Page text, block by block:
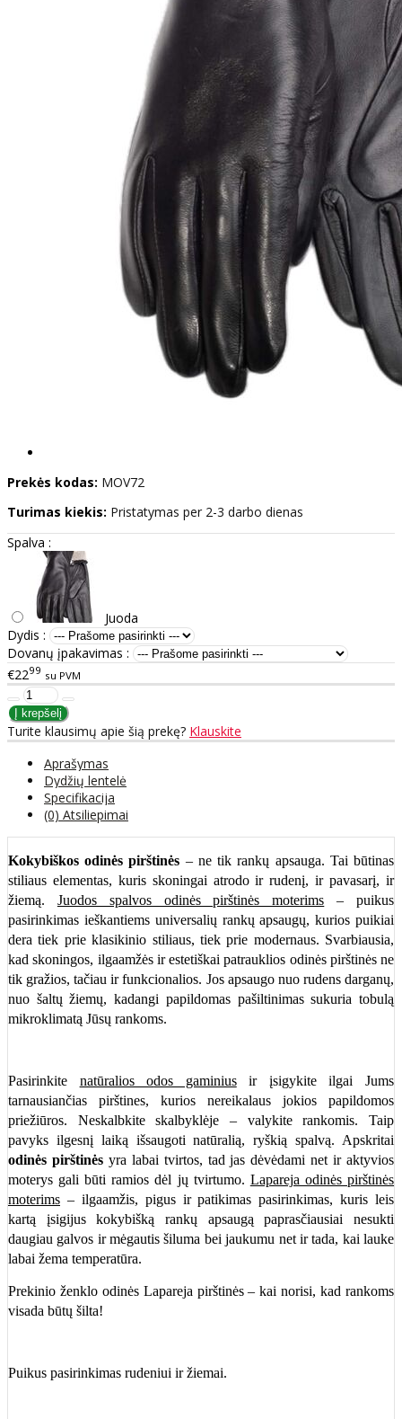
Prekės kodas: MOV72
Turimas kiekis: Pristatymas per 2-3 darbo dienas
Spalva :
Juoda
Dydis :
Dovanų įpakavimas :
€2299 su PVM
Turite klausimų apie šią prekę? Klauskite
Aprašymas
Dydžių lentelė
Specifikacija
(0) Atsiliepimai
Kokybiškos odinės pirštinės – ne tik rankų apsauga. Tai būtinas
stiliaus elementas, kuris skoningai atrodo ir rudenį, ir pavasarį, ir
žiemą. Juodos spalvos odinės pirštinės moterims – puikus
pasirinkimas ieškantiems universalių rankų apsaugų, kurios puikiai
dera tiek prie klasikinio stiliaus, tiek prie modernaus. Svarbiausia,
kad skoningos, ilgaamžės ir estetiškai patrauklios odinės pirštinės ne
tik gražios, tačiau ir funkcionalios. Jos apsaugo nuo rudens darganų,
nuo šaltų žiemų, kadangi papildomas pašiltinimas sukuria tobulą
mikroklimatą Jūsų rankoms.
Pasirinkite natūralios odos gaminiusir įsigykite ilgai Jums
tarnausiančias pirštines, kurios nereikalaus jokios papildomos
priežiūros. Neskalbkite skalbyklėje – valykite rankomis. Taip
pavyks ilgesnį laiką išsaugoti natūralią, ryškią spalvą. Apskritai
odinės pirštinėsyra labai tvirtos, tad jas dėvėdami net ir aktyvios
moterys gali būti ramios dėl jų tvirtumo. Lapareja odinės pirštinės
moterims – ilgaamžis, pigus ir patikimas pasirinkimas, kuris leis
kartą įsigijus kokybišką rankų apsaugą paprasčiausiai nesukti
daugiau galvos ir mėgautis šiluma bei jaukumu net ir tada, kai lauke
labai žema temperatūra.
Prekinio ženklo odinės Lapareja pirštinės – kai norisi, kad rankoms
visada būtų šilta!
Puikus pasirinkimas rudeniui ir žiemai.